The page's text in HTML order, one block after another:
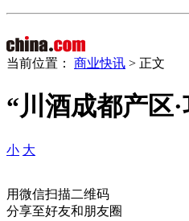
当前位置： 商业快讯 > 正文
“川酒成都产区
小 大
用微信扫描二维码
分享至好友和朋友圈